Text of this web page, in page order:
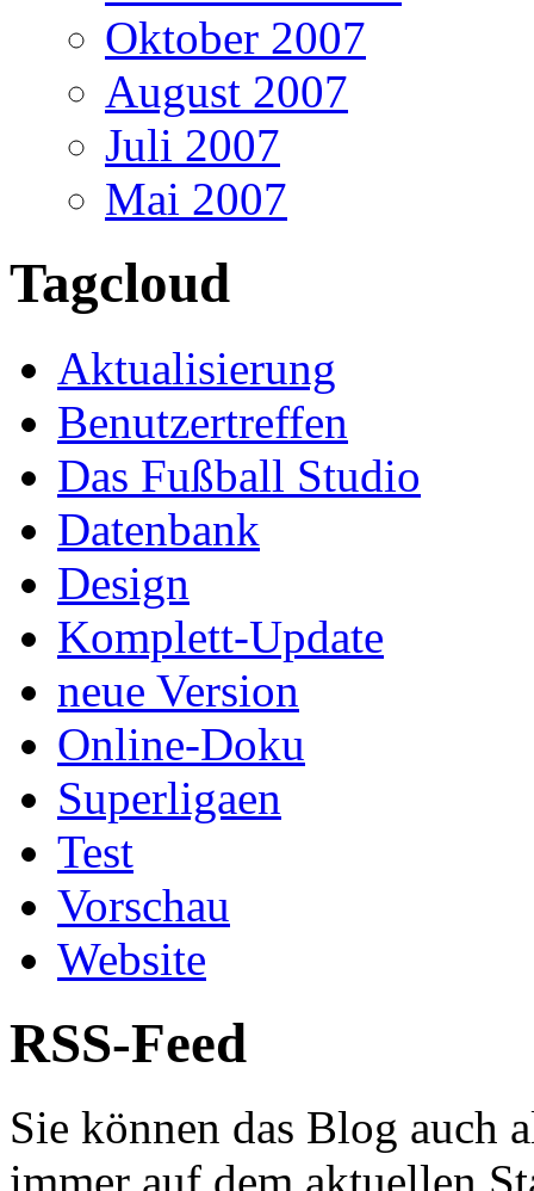
Oktober 2007
August 2007
Juli 2007
Mai 2007
Tagcloud
Aktualisierung
Benutzertreffen
Das Fußball Studio
Datenbank
Design
Komplett-Update
neue Version
Online-Doku
Superligaen
Test
Vorschau
Website
RSS-Feed
Sie können das Blog auch